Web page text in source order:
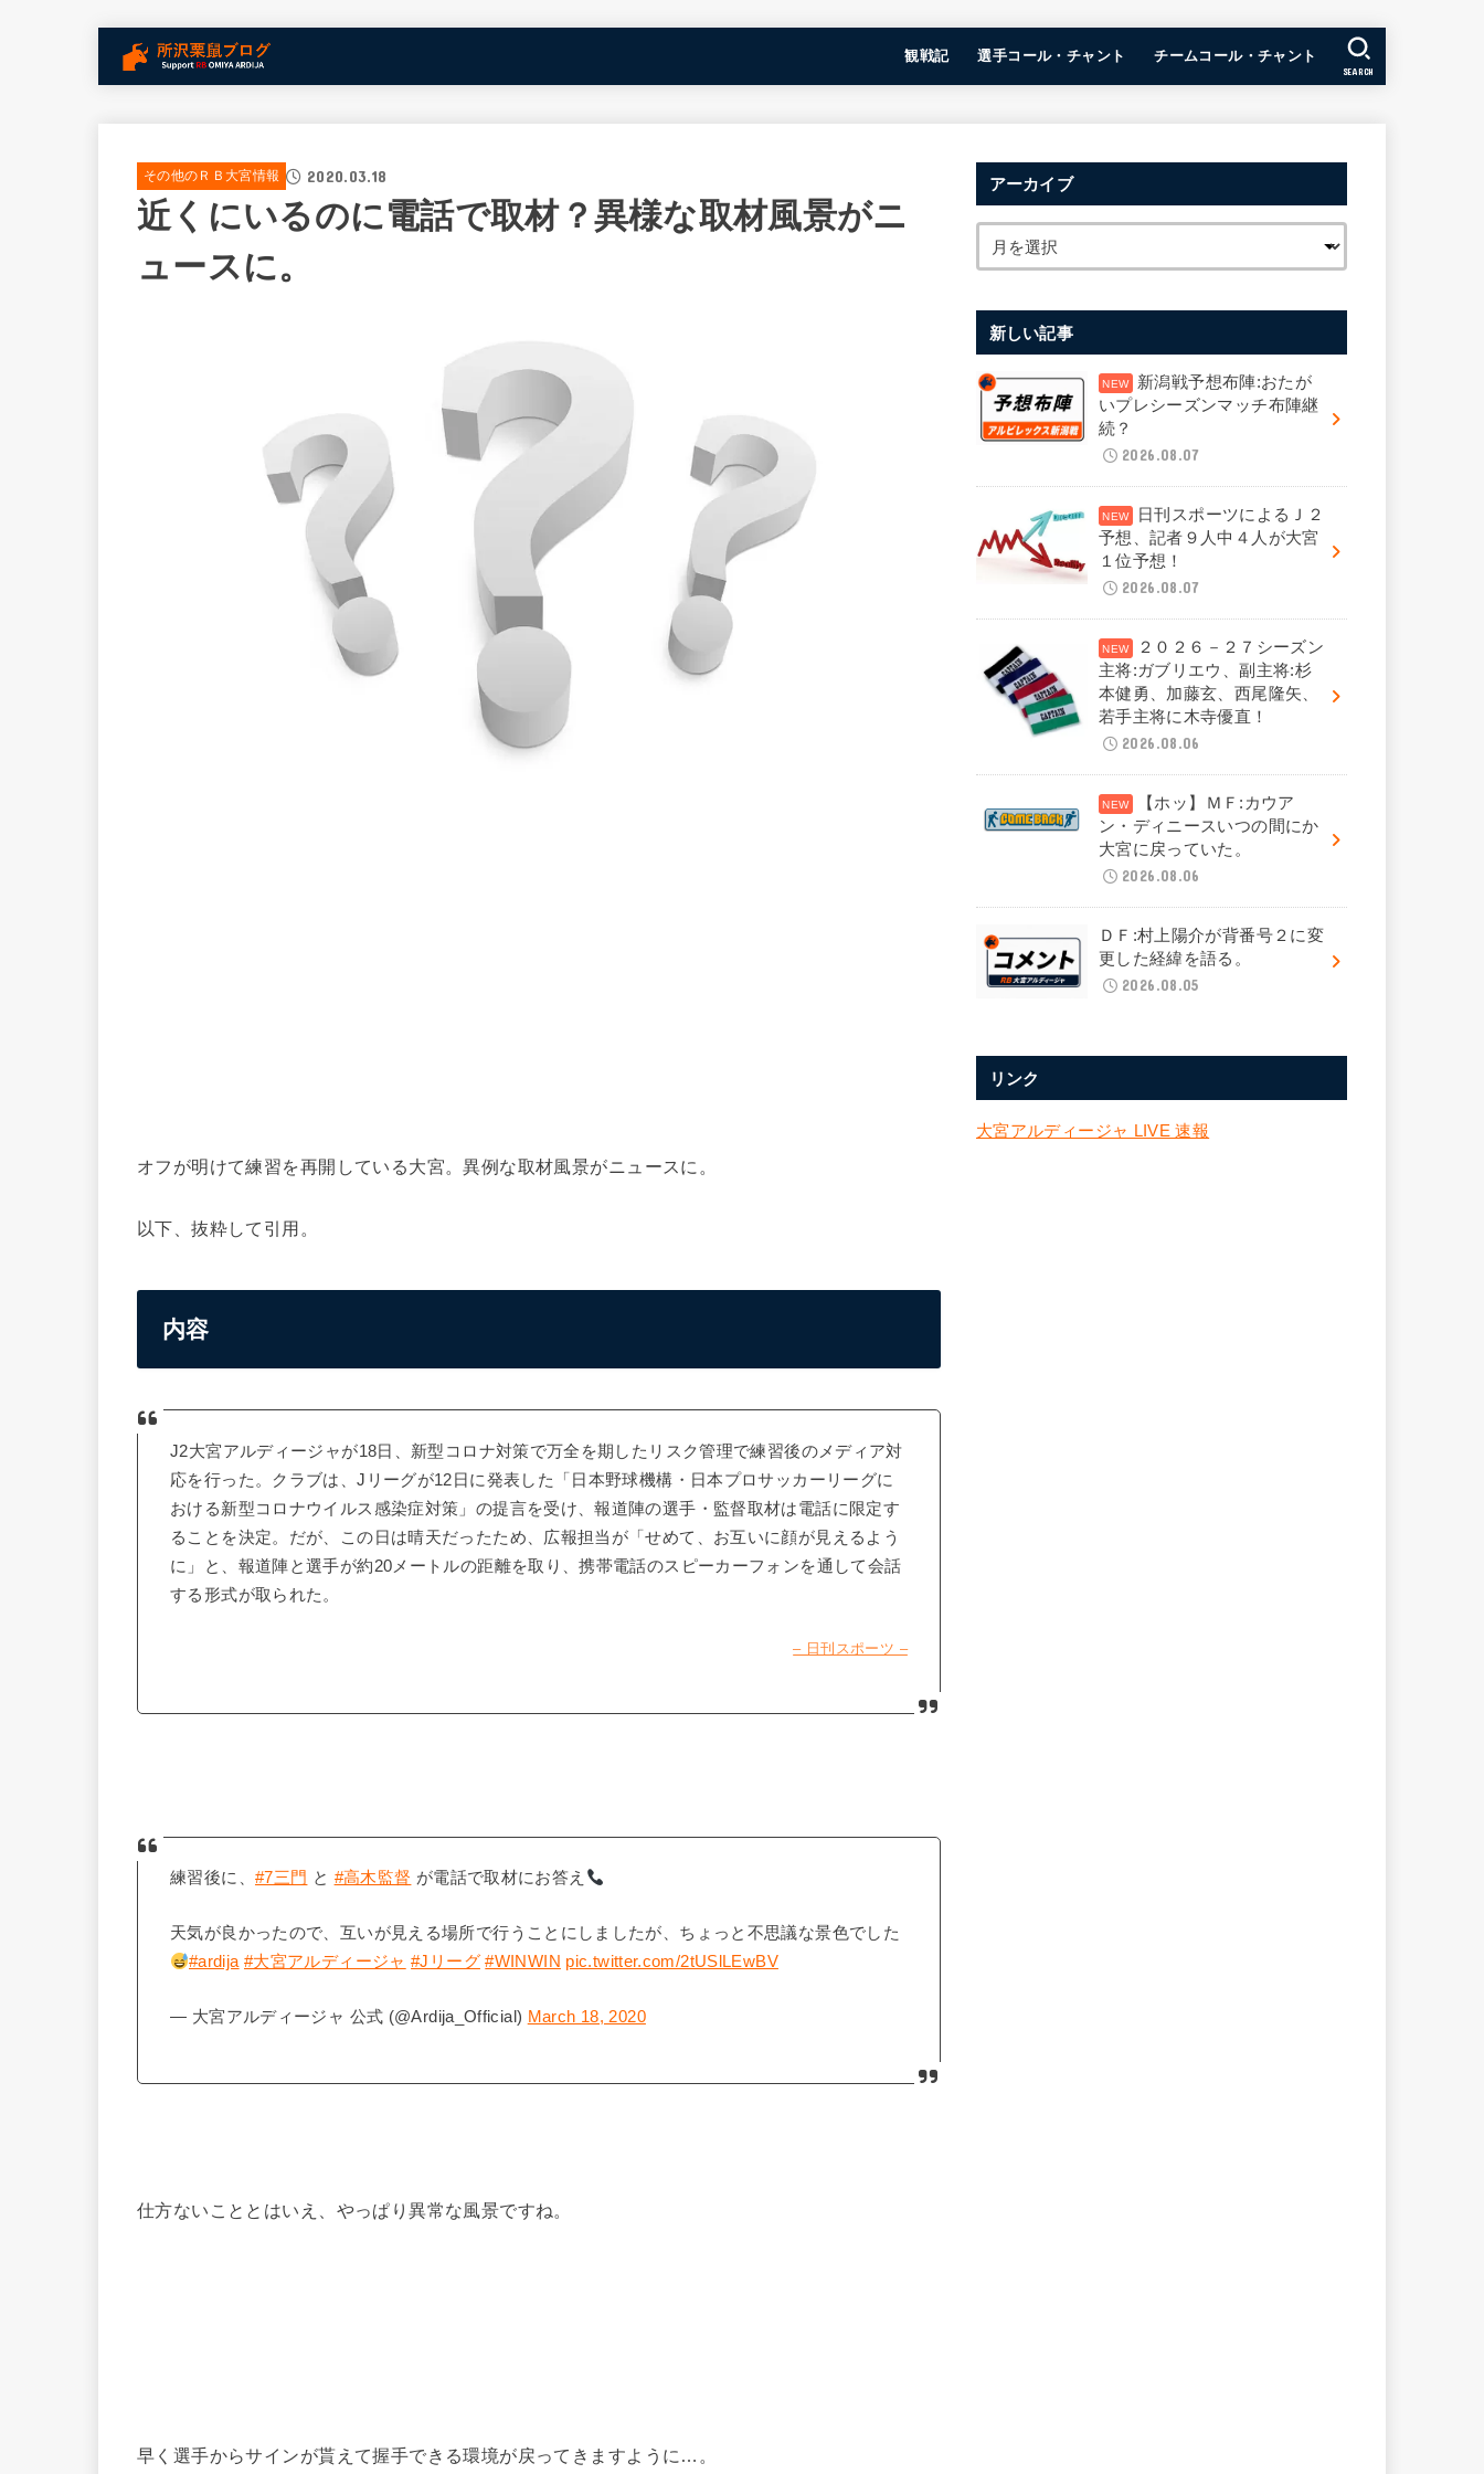
観戦記 選手コール・チャント チームコール・チャント
SEARCH
その他のＲＢ大宮情報 2020.03.18
近くにいるのに電話で取材？異様な取材風景がニ
ュースに。
オフが明けて練習を再開している大宮。異例な取材風景がニュースに。
以下、抜粋して引用。
内容
J2大宮アルディージャが18日、新型コロナ対策で万全を期したリスク管理で練習後のメディア対
応を行った。クラブは、Jリーグが12日に発表した「日本野球機構・日本プロサッカーリーグに
おける新型コロナウイルス感染症対策」の提言を受け、報道陣の選手・監督取材は電話に限定す
ることを決定。だが、この日は晴天だったため、広報担当が「せめて、お互いに顔が見えるよう
に」と、報道陣と選手が約20メートルの距離を取り、携帯電話のスピーカーフォンを通して会話
する形式が取られた。
– 日刊スポーツ –
練習後に、 #7三門 と #高木監督 が電話で取材にお答え
天気が良かったので、互いが見える場所で行うことにしましたが、ちょっと不思議な景色でした
#ardija #大宮アルディージャ #Jリーグ #WINWIN pic.twitter.com/2tUSlLEwBV
— 大宮アルディージャ 公式 (@Ardija_Official) March 18, 2020
仕方ないこととはいえ、やっぱり異常な風景ですね。
早く選手からサインが貰えて握手できる環境が戻ってきますように…。
アーカイブ
新しい記事
新潟戦予想布陣:おたが
いプレシーズンマッチ布陣継
続？
2026.08.07
日刊スポーツによるＪ２
予想、記者９人中４人が大宮
１位予想！
2026.08.07
２０２６－２７シーズン
主将:ガブリエウ、副主将:杉
本健勇、加藤玄、西尾隆矢、
若手主将に木寺優直！
2026.08.06
【ホッ】ＭＦ:カウア
ン・ディニースいつの間にか
大宮に戻っていた。
2026.08.06
ＤＦ:村上陽介が背番号２に変
更した経緯を語る。
2026.08.05
リンク
大宮アルディージャ LIVE 速報